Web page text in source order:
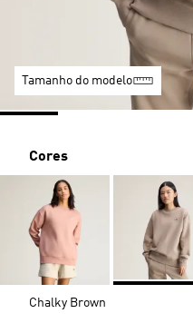
Tamanho do modelo
Cores
Chalky Brown